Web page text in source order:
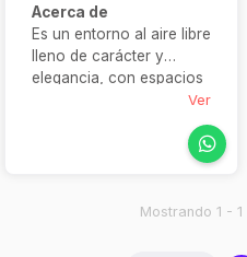
Acerca de
Es un entorno al aire libre
lleno de carácter y
elegancia, con espacios
como la Balconada, la
llenas de encanto. Este
Ver
Mostrando 1 -